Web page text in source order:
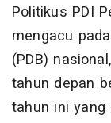
Politikus PDI
mengacu
(PDB)
tahun depan
tahun ini yang